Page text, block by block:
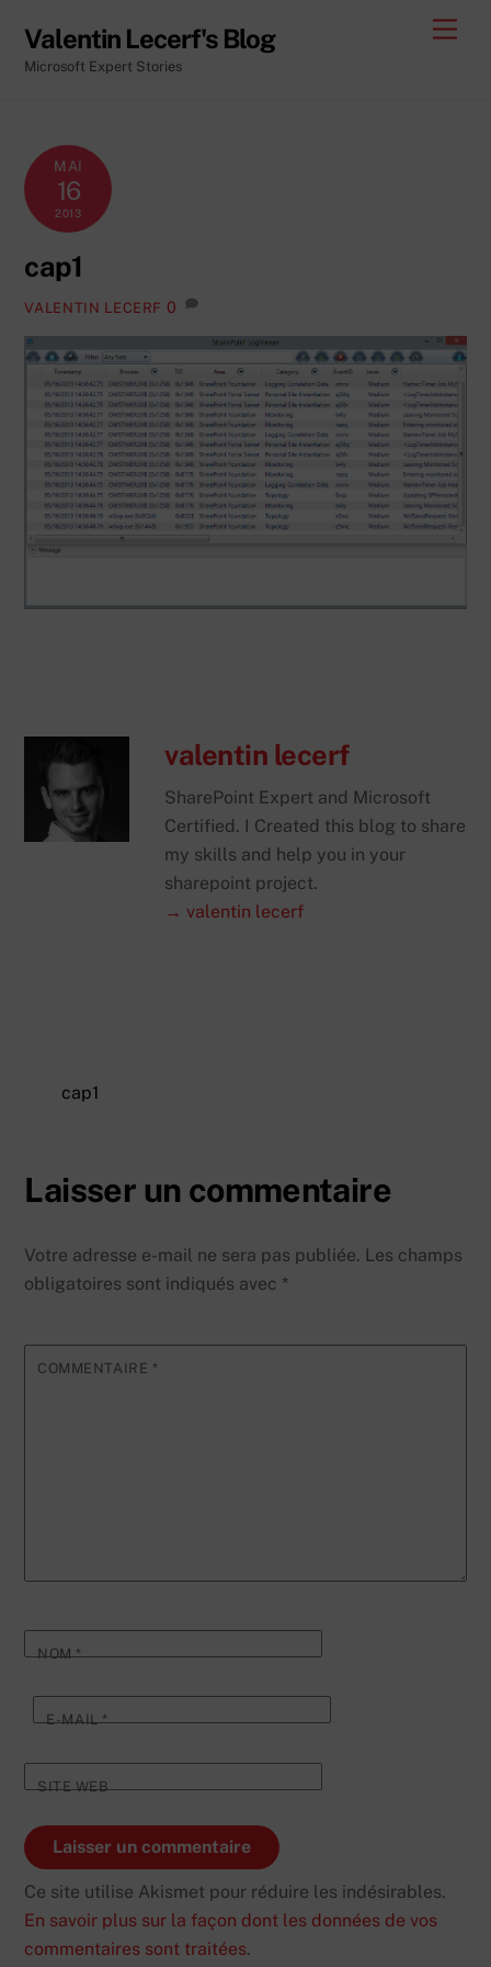
content
Valentin Lecerf's Blog
Microsoft Expert Stories
MAI
16
2013
cap1
VALENTIN LECERF 0
valentin lecerf
SharePoint Expert and Microsoft
Certified. I Created this blog to share
my skills and help you in your
sharepoint project.
→ valentin lecerf
cap1
Laisser un commentaire
Votre adresse e-mail ne sera pas publiée. Les champs
obligatoires sont indiqués avec *
COMMENTAIRE *
NOM*
E-MAIL*
SITE WEB
Ce site utilise Akismet pour réduire les indésirables.
En savoir plus sur la façon dont les données de vos
commentaires sont traitées.